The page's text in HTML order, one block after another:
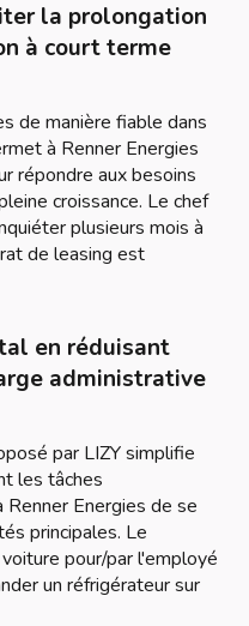
la prolongation
à court terme
de manière fiable dans
à Renner Energies
répondre aux besoins
croissance. Le chef
plusieurs mois à
de leasing est
en réduisant
administrative
par LIZY simplifie
les tâches
Energies de se
principales. Le
pour/par l'employé
un réfrigérateur sur